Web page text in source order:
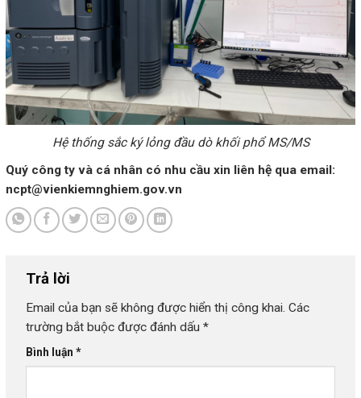
Hệ thống sắc ký lỏng đầu dò khối phổ MS/MS
Quý công ty và cá nhân có nhu cầu xin liên hệ qua email:
ncpt@vienkiemnghiem.gov.vn
Trả lời
Email của bạn sẽ không được hiển thị công khai. Các
trường bắt buộc được đánh dấu *
Bình luận *